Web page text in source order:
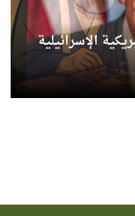
الإسرائيلية